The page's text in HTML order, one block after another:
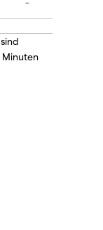
Minuten